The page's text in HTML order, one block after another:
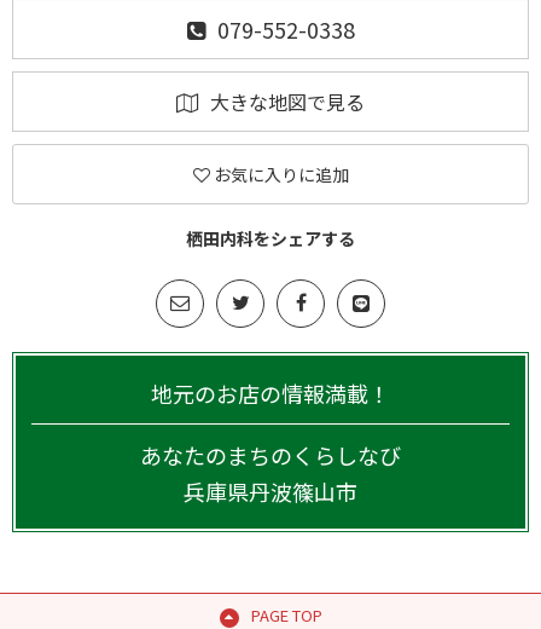
079-552-0338
大きな地図で見る
お気に入りに追加
栖田内科をシェアする
地元のお店の情報満載！
あなたのまちのくらしなび
兵庫県丹波篠山市
PAGE TOP